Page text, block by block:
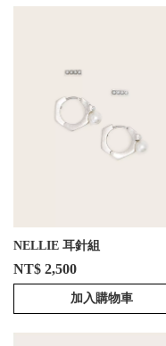
NELLIE 耳針組
NT$ 2,500
加入購物車